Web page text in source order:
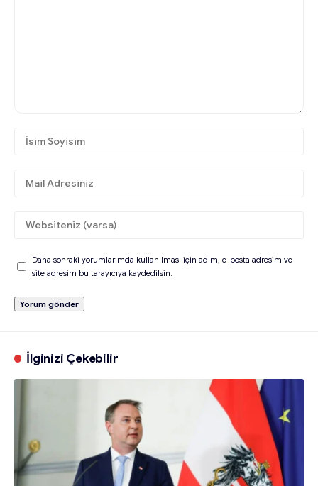
Daha sonraki yorumlarımda kullanılması için adım, e-posta adresim ve
site adresim bu tarayıcıya kaydedilsin.
İlginizi Çekebilir